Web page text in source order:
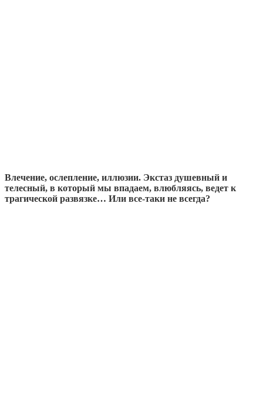
Влечение, ослепление, иллюзии. Экстаз душевный и
телесный, в который мы впадаем, влюбляясь, ведет к
трагической развязке… Или все-таки не всегда?